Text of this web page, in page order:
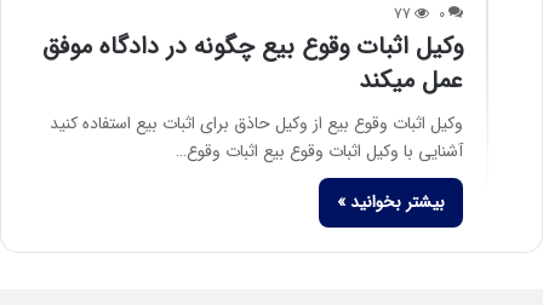
0
77
وکیل اثبات وقوع بیع چگونه در دادگاه موفق
عمل میکند
وکیل اثبات وقوع بیع از وکیل حاذق برای اثبات بیع استفاده کنید
آشنایی با وکیل اثبات وقوع بیع اثبات وقوع…
بیشتر بخوانید »